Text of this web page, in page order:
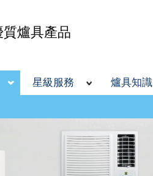
質爐具產品
星級服務 爐具知識